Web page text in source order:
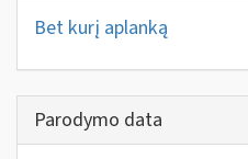
Bet kurį aplanką
Parodymo data